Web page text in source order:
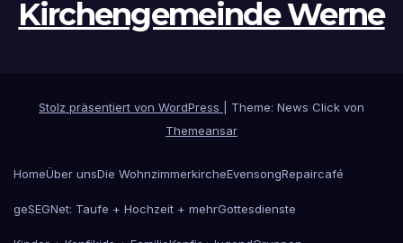
Kirchengemeinde Werne
Stolz präsentiert von WordPress
Theme: News Click von
Themeansar
HomeÜber unsDie WohnzimmerkircheEvensongRepaircafé
geSEGNet: Taufe + Hochzeit + mehrGottesdienste